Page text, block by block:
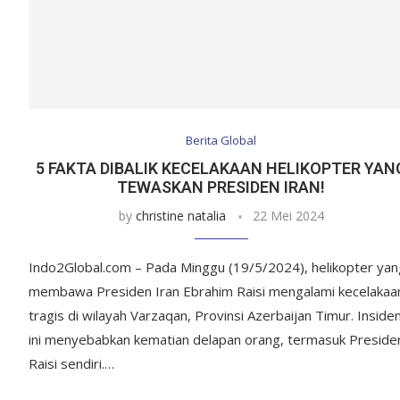
Berita Global
5 FAKTA DIBALIK KECELAKAAN HELIKOPTER
TEWASKAN PRESIDEN IRAN!
by christine natalia 22 Mei 2024
Indo2Global.com – Pada Minggu (19/5/2024), helikopter
membawa Presiden Iran Ebrahim Raisi mengalami
tragis di wilayah Varzaqan, Provinsi Azerbaijan Timur. Insiden
ini menyebabkan kematian delapan orang, termasuk
Raisi sendiri.…